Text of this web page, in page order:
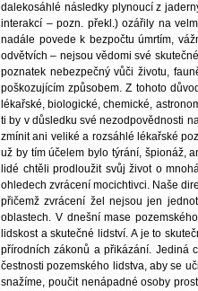
dalekosáhlé následky plynoucí z
interakcí – pozn. překl.) ozářily na
nadále povede k bezpočtu úmrtím,
odvětvích – nejsou vědomi své
poznatek nebezpečný vůči životu,
poškozujícím způsobem. Z tohoto
lékařské, biologické, chemické,
ti by v důsledku své nezodpovědnosti
zmínit ani veliké a rozsáhlé lékařské
už by tím účelem bylo týrání, špionáž,
lidé chtěli prodloužit svůj život o
ohledech zvrácení mocichtivci. Naše
přičemž zvrácení žel nejsou jen
oblastech. V dnešní mase
lidskost a skutečné lidství. A je to
přírodních zákonů a přikázání. Jediná
čestnosti pozemského lidstva, aby se
snažíme, poučit nenápadné osoby